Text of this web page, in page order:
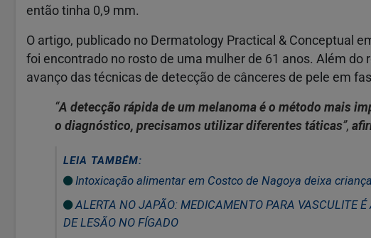
então tinha 0,9 mm.
O artigo, publicado no Dermatology Practical & Conceptual
foi encontrado no rosto de uma mulher de 61 anos. Além
avanço das técnicas de detecção de cânceres de pele em
“A detecção rápida de um melanoma é o método mais
o diagnóstico, precisamos utilizar diferentes táticas”,
LEIA TAMBÉM:
Intoxicação alimentar em Costco de Nagoya deixa
ALERTA NO JAPÃO: MEDICAMENTO PARA VASCULITE
DE LESÃO NO FÍGADO